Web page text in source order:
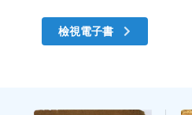
檢視電子書